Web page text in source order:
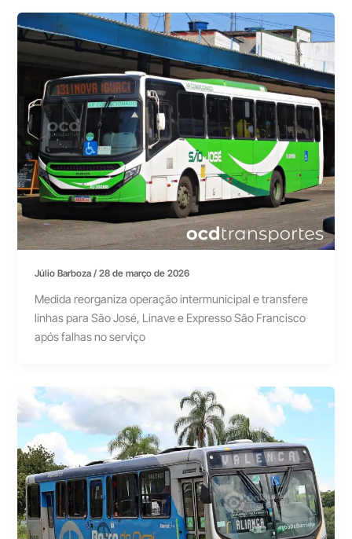
Júlio Barboza/28 de março de 2026
Medida reorganiza operação intermunicipal e transfere
linhas para São José, Linave e Expresso São Francisco
após falhas no serviço